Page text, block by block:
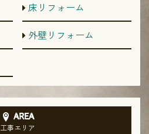
床リフォーム
外壁リフォーム
AREA
工事エリア